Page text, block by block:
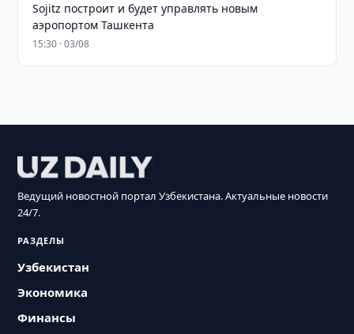
Sojitz построит и будет управлять новым
аэропортом Ташкента
15:30 · 03/08
Ведущий новостной портал Узбекистана. Актуальные новости
24/7.
РАЗДЕЛЫ
Узбекистан
Экономика
Финансы